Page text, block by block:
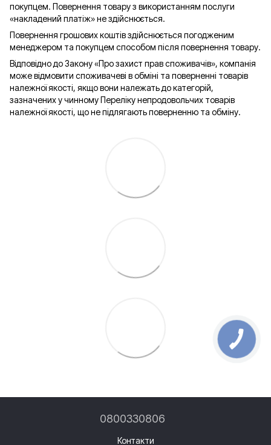
покупцем. Повернення товару з використанням послуги
«накладений платіж» не здійснюється.
Повернення грошових коштів здійснюється погодженим
менеджером та покупцем способом після повернення товару.
Відповідно до Закону «Про захист прав споживачів», компанія
може відмовити споживачеві в обміні та поверненні товарів
належної якості, якщо вони належать до категорій,
зазначених у чинному Переліку непродовольчих товарів
належної якості, що не підлягають поверненню та обміну.
0800330806
Контакти